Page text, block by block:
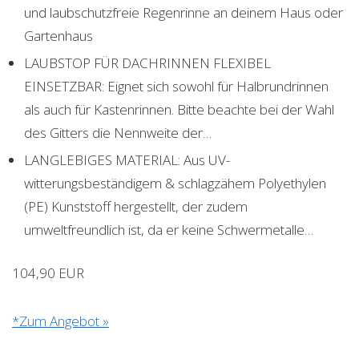
und laubschutzfreie Regenrinne an deinem Haus oder
Gartenhaus
LAUBSTOP FÜR DACHRINNEN FLEXIBEL
EINSETZBAR: Eignet sich sowohl für Halbrundrinnen
als auch für Kastenrinnen. Bitte beachte bei der Wahl
des Gitters die Nennweite der…
LANGLEBIGES MATERIAL: Aus UV-
witterungsbeständigem & schlagzähem Polyethylen
(PE) Kunststoff hergestellt, der zudem
umweltfreundlich ist, da er keine Schwermetalle…
104,90 EUR
*Zum Angebot »